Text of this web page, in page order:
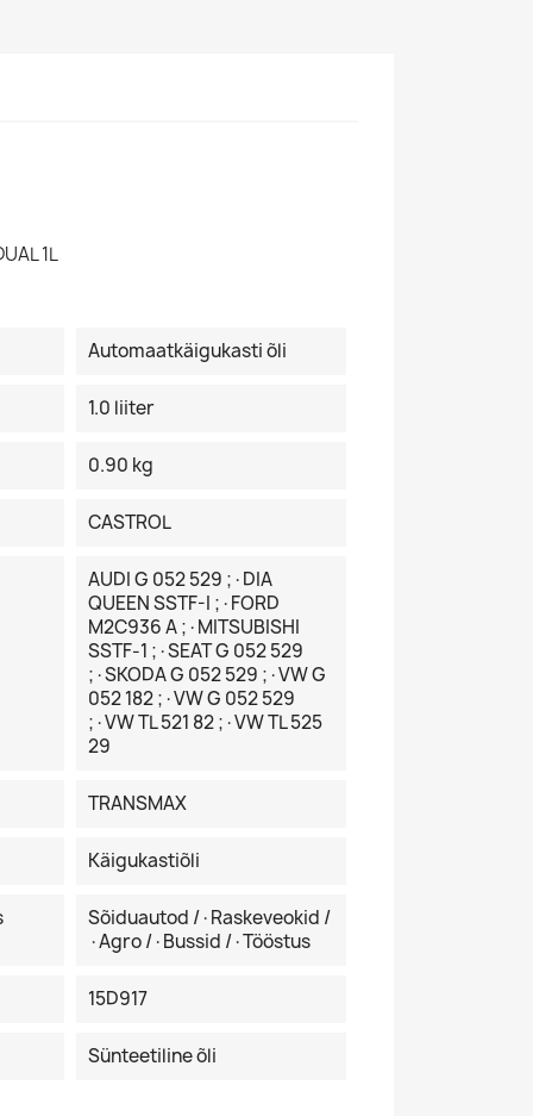
1L
Automaatkäigukasti õli
1.0 liiter
0.90 kg
CASTROL
AUDI G 052 529 ;·DIA
QUEEN SSTF-I ;·FORD
M2C936 A ;·MITSUBISHI
SSTF-1 ;·SEAT G 052 529
;·SKODA G 052 529 ;·VW G
052 182 ;·VW G 052 529
;·VW TL 521 82 ;·VW TL 525
29
TRANSMAX
Käigukastiõli
Sõiduautod /·Raskeveokid /
·Agro /·Bussid /·Tööstus
15D917
Sünteetiline õli